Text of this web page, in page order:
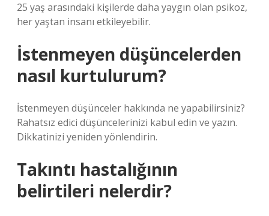
25 yaş arasındaki kişilerde daha yaygın olan psikoz,
her yaştan insanı etkileyebilir.
İstenmeyen düşüncelerden
nasıl kurtulurum?
İstenmeyen düşünceler hakkında ne yapabilirsiniz?
Rahatsız edici düşüncelerinizi kabul edin ve yazın.
Dikkatinizi yeniden yönlendirin.
Takıntı hastalığının
belirtileri nelerdir?